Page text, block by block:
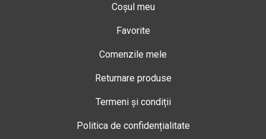
Coșul meu
Favorite
Comenzile mele
Returnare produse
Termeni și condiții
Politica de confidențialitate